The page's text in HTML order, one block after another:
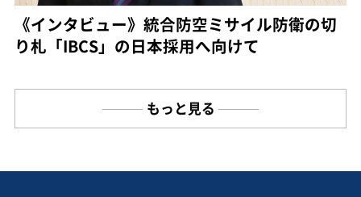
《インタビュー》統合防空ミサイル防衛の切
り札「IBCS」の日本採用へ向けて
もっと見る